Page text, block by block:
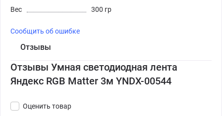
Вес
300 гр
Сообщить об ошибке
Отзывы
Отзывы Умная светодиодная лента
Яндекс RGB Matter 3м YNDX-00544
Оценить товар